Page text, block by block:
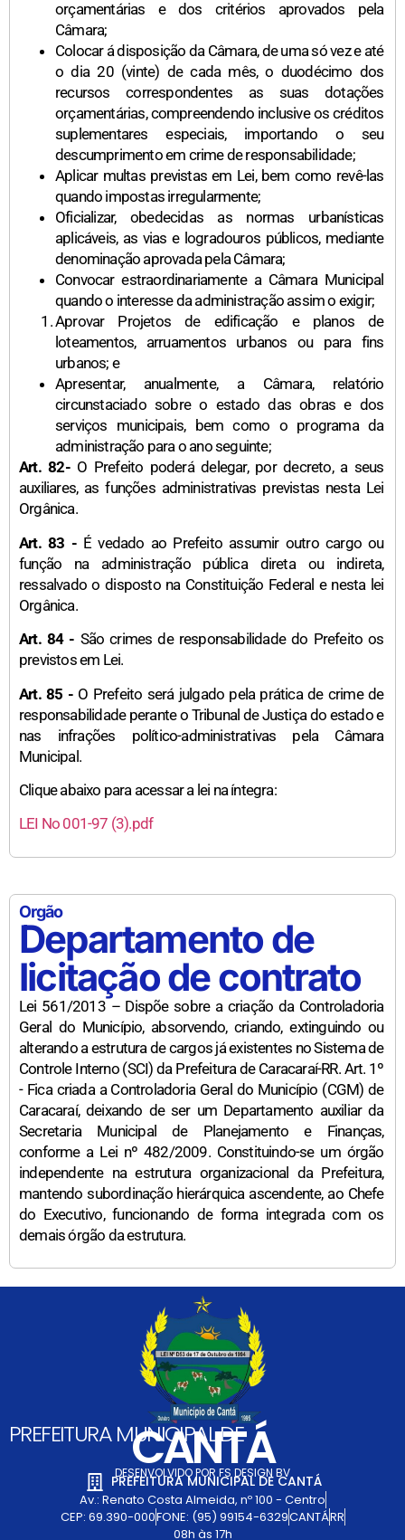
orçamentárias e dos critérios aprovados pela
Câmara;
Colocar á disposição da Câmara, de uma só vez e até
o dia 20 (vinte) de cada mês, o duodécimo dos
recursos correspondentes as suas dotações
orçamentárias, compreendendo inclusive os créditos
suplementares especiais, importando o seu
descumprimento em crime de responsabilidade;
Aplicar multas previstas em Lei, bem como revê-las
quando impostas irregularmente;
Oficializar, obedecidas as normas urbanísticas
aplicáveis, as vias e logradouros públicos, mediante
denominação aprovada pela Câmara;
Convocar estraordinariamente a Câmara Municipal
quando o interesse da administração assim o exigir;
Aprovar Projetos de edificação e planos de
loteamentos, arruamentos urbanos ou para fins
urbanos; e
Apresentar, anualmente, a Câmara, relatório
circunstaciado sobre o estado das obras e dos
serviços municipais, bem como o programa da
administração para o ano seguinte;
Art. 82-O Prefeito poderá delegar, por decreto, a seus
auxiliares, as funções administrativas previstas nesta Lei
Orgânica.
Art. 83 -É vedado ao Prefeito assumir outro cargo ou
função na administração pública direta ou indireta,
ressalvado o disposto na Constituição Federal e nesta lei
Orgânica.
Art. 84 - São crimes de responsabilidade do Prefeito os
previstos em Lei.
Art. 85 -O Prefeito será julgado pela prática de crime de
responsabilidade perante o Tribunal de Justiça do estado e
nas infrações político-administrativas pela Câmara
Municipal.
Clique abaixo para acessar a lei na íntegra:
LEI No 001-97 (3).pdf
Orgão
Departamento de
licitação de contrato
Lei 561/2013 – Dispõe sobre a criação da Controladoria
Geral do Município, absorvendo, criando, extinguindo ou
alterando a estrutura de cargos já existentes no Sistema de
Controle Interno (SCI) da Prefeitura de Caracaraí-RR. Art. 1º
- Fica criada a Controladoria Geral do Município (CGM) de
Caracaraí, deixando de ser um Departamento auxiliar da
Secretaria Municipal de Planejamento e Finanças,
conforme a Lei nº 482/2009. Constituindo-se um órgão
independente na estrutura organizacional da Prefeitura,
mantendo subordinação hierárquica ascendente, ao Chefe
do Executivo, funcionando de forma integrada com os
demais órgão da estrutura.
PREFEITURA MUNICIPAL DE
CANTÁ
DESENVOLVIDO POR FS DESIGN BV
PREFEITURA MUNICIPAL DE CANTÁ
Av.: Renato Costa Almeida, nº 100 - Centro
CEP: 69.390-000FONE: (95) 99154-6329CANTÁRR
08h às 17h